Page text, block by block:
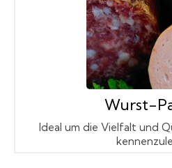
Wurst-
Ideal um die Vielfalt und